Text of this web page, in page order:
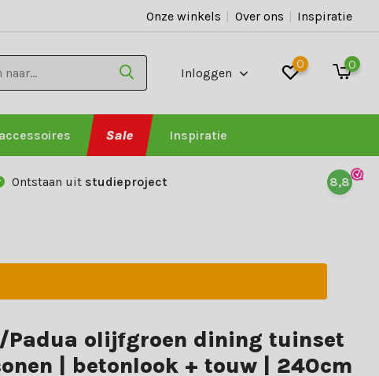
Onze winkels | Over ons | Inspiratie
Inloggen
0 0
Sale Inspiratie
Ontstaan uit studieproject 8,8
Padua olijfgroen dining tuinset
| betonlook + touw | 240cm